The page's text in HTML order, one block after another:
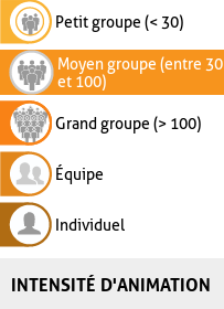
Petit groupe (< 30)
Moyen groupe (entre 30
et 100)
Grand groupe (> 100)
Équipe
Individuel
INTENSITÉ D'ANIMATION